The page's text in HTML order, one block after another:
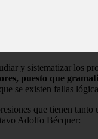
dos términos de
expertos, este tipo de
y sistematizar los
puesto que
se existen fallas
que tienen
Adolfo Bécquer: